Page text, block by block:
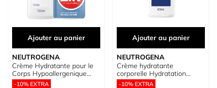
Ajouter au panier
NEUTROGENA
Crème Hydratante pour le
Corps Hypoallergenique
Sans Parfum
-10% EXTRA
Ajouter au panier
NEUTROGENA
Crème hydratante
corporelle Hydratation
Intense Pro-Céramide
-10% EXTRA